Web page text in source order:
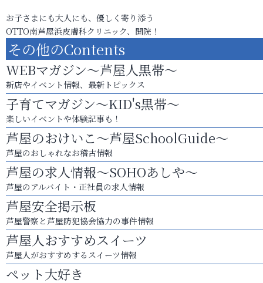
お子さまにも大人にも、優しく寄り添う
OTTO南芦屋浜皮膚科クリニック、開院！
その他のContents
WEBマガジン～芦屋人黒帯～
新店やイベント情報、最新トピックス
子育てマガジン～KID's黒帯～
楽しいイベントや体験記事も！
芦屋のおけいこ～芦屋SchoolGuide～
芦屋のおしゃれなお稽古情報
芦屋の求人情報～SOHOあしや～
芦屋のアルバイト・正社員の求人情報
芦屋安全掲示板
芦屋警察と芦屋防犯協会協力の事件情報
芦屋人おすすめスイーツ
芦屋人がおすすめするスイーツ情報
ペット大好き